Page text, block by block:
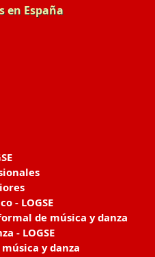
en España
- LOGSE
de música y danza
- LOGSE
y danza